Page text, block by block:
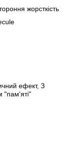
жорсткість
ефект, З
"пам'яті"